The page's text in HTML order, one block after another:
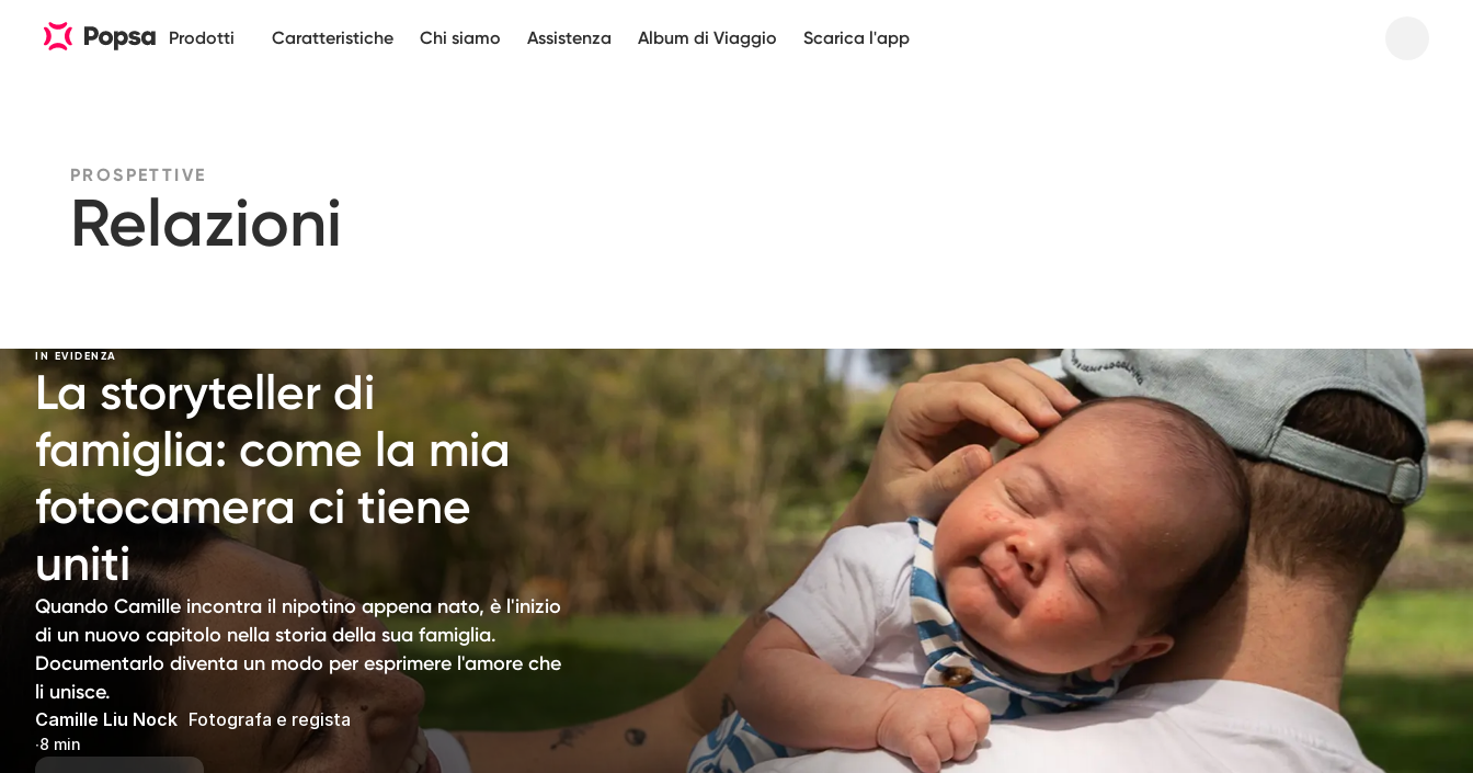
Prodotti Caratteristiche Chi siamo Assistenza Album di Viaggio Scarica l'app
PROSPETTIVE
Relazioni
IN EVIDENZA
La storyteller di
famiglia: come la mia
fotocamera ci tiene
uniti
Quando Camille incontra il nipotino appena nato, è l'inizio
di un nuovo capitolo nella storia della sua famiglia.
Documentarlo diventa un modo per esprimere l'amore che
li unisce.
Camille Liu Nock Fotografa e regista
∙8 min